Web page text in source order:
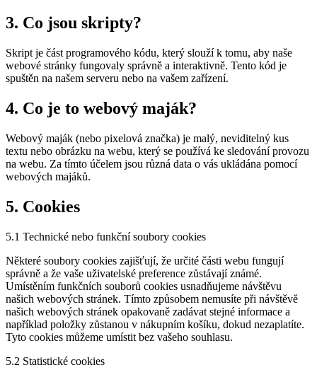
3. Co jsou skripty?
Skript je část programového kódu, který slouží k tomu, aby naše
webové stránky fungovaly správně a interaktivně. Tento kód je
spuštěn na našem serveru nebo na vašem zařízení.
4. Co je to webový maják?
Webový maják (nebo pixelová značka) je malý, neviditelný kus
textu nebo obrázku na webu, který se používá ke sledování provozu
na webu. Za tímto účelem jsou různá data o vás ukládána pomocí
webových majáků.
5. Cookies
5.1 Technické nebo funkční soubory cookies
Některé soubory cookies zajišťují, že určité části webu fungují
správně a že vaše uživatelské preference zůstávají známé.
Umístěním funkčních souborů cookies usnadňujeme návštěvu
našich webových stránek. Tímto způsobem nemusíte při návštěvě
našich webových stránek opakovaně zadávat stejné informace a
například položky zůstanou v nákupním košíku, dokud nezaplatíte.
Tyto cookies můžeme umístit bez vašeho souhlasu.
5.2 Statistické cookies